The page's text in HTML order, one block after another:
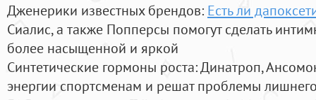
Дженерики известных брендов: Есть ли
Сиалис, а также Попперсы помогут сделать
более насыщенной и яркой
Синтетические гормоны роста: Динатроп,
энергии спортсменам и решат проблемы